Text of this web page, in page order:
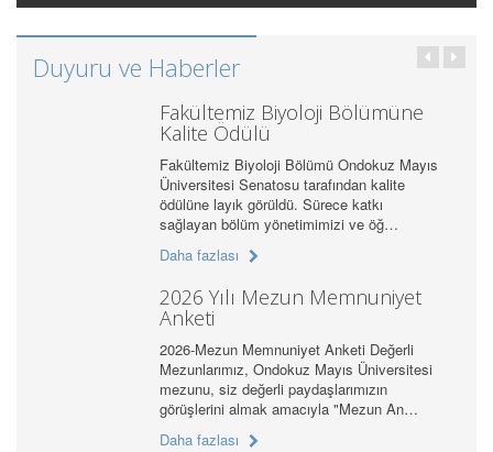
Duyuru ve Haberler
Fakültemiz Biyoloji Bölümüne
Kalite Ödülü
Fakültemiz Biyoloji Bölümü Ondokuz Mayıs
Üniversitesi Senatosu tarafından kalite
ödülüne layık görüldü. Sürece katkı
sağlayan bölüm yönetimimizi ve öğ…
Daha fazlası
2026 Yılı Mezun Memnuniyet
Anketi
2026-Mezun Memnuniyet Anketi Değerli
Mezunlarımız, Ondokuz Mayıs Üniversitesi
mezunu, siz değerli paydaşlarımızın
görüşlerini almak amacıyla "Mezun An…
Daha fazlası